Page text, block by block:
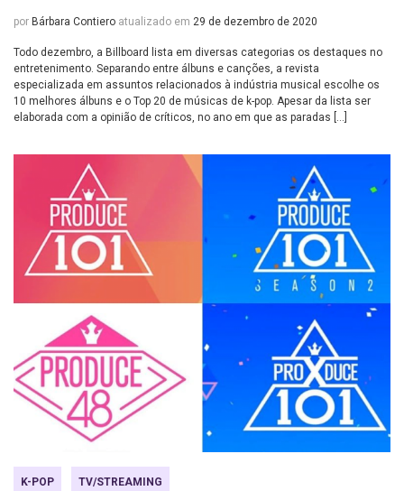
por Bárbara Contiero atualizado em 29 de dezembro de 2020
Todo dezembro, a Billboard lista em diversas categorias os destaques no
entretenimento. Separando entre álbuns e canções, a revista
especializada em assuntos relacionados à indústria musical escolhe os
10 melhores álbuns e o Top 20 de músicas de k-pop. Apesar da lista ser
elaborada com a opinião de críticos, no ano em que as paradas […]
K-POP TV/STREAMING